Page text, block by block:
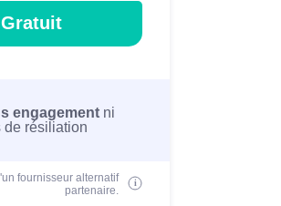
engagement ni
de résiliation
fournisseur alternatif
partenaire.